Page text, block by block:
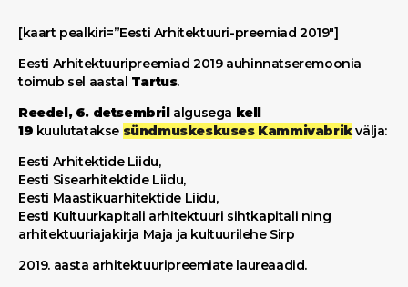
[kaart pealkiri=”Eesti Arhitektuuri-preemiad 2019″]
Eesti Arhitektuuripreemiad 2019 auhinnatseremoonia
toimub sel aastal Tartus.
Reedel, 6. detsembril algusega kell
19 kuulutatakse sündmuskeskuses Kammivabrikvälja:
Eesti Arhitektide Liidu,
Eesti Sisearhitektide Liidu,
Eesti Maastikuarhitektide Liidu,
Eesti Kultuurkapitali arhitektuuri sihtkapitali ning
arhitektuuriajakirja Maja ja kultuurilehe Sirp
2019. aasta arhitektuuripreemiate laureaadid.